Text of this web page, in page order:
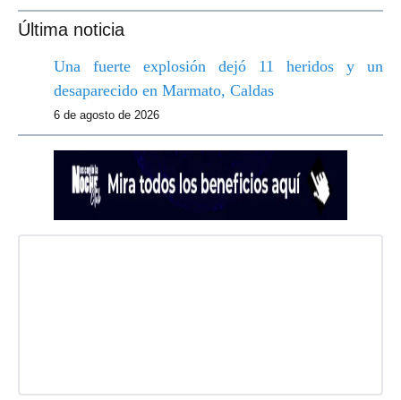
Última noticia
Una fuerte explosión dejó 11 heridos y un
desaparecido en Marmato, Caldas
6 de agosto de 2026